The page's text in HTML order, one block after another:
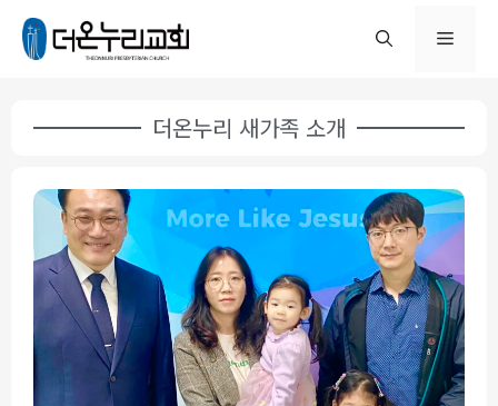
더온누리 새가족 소개